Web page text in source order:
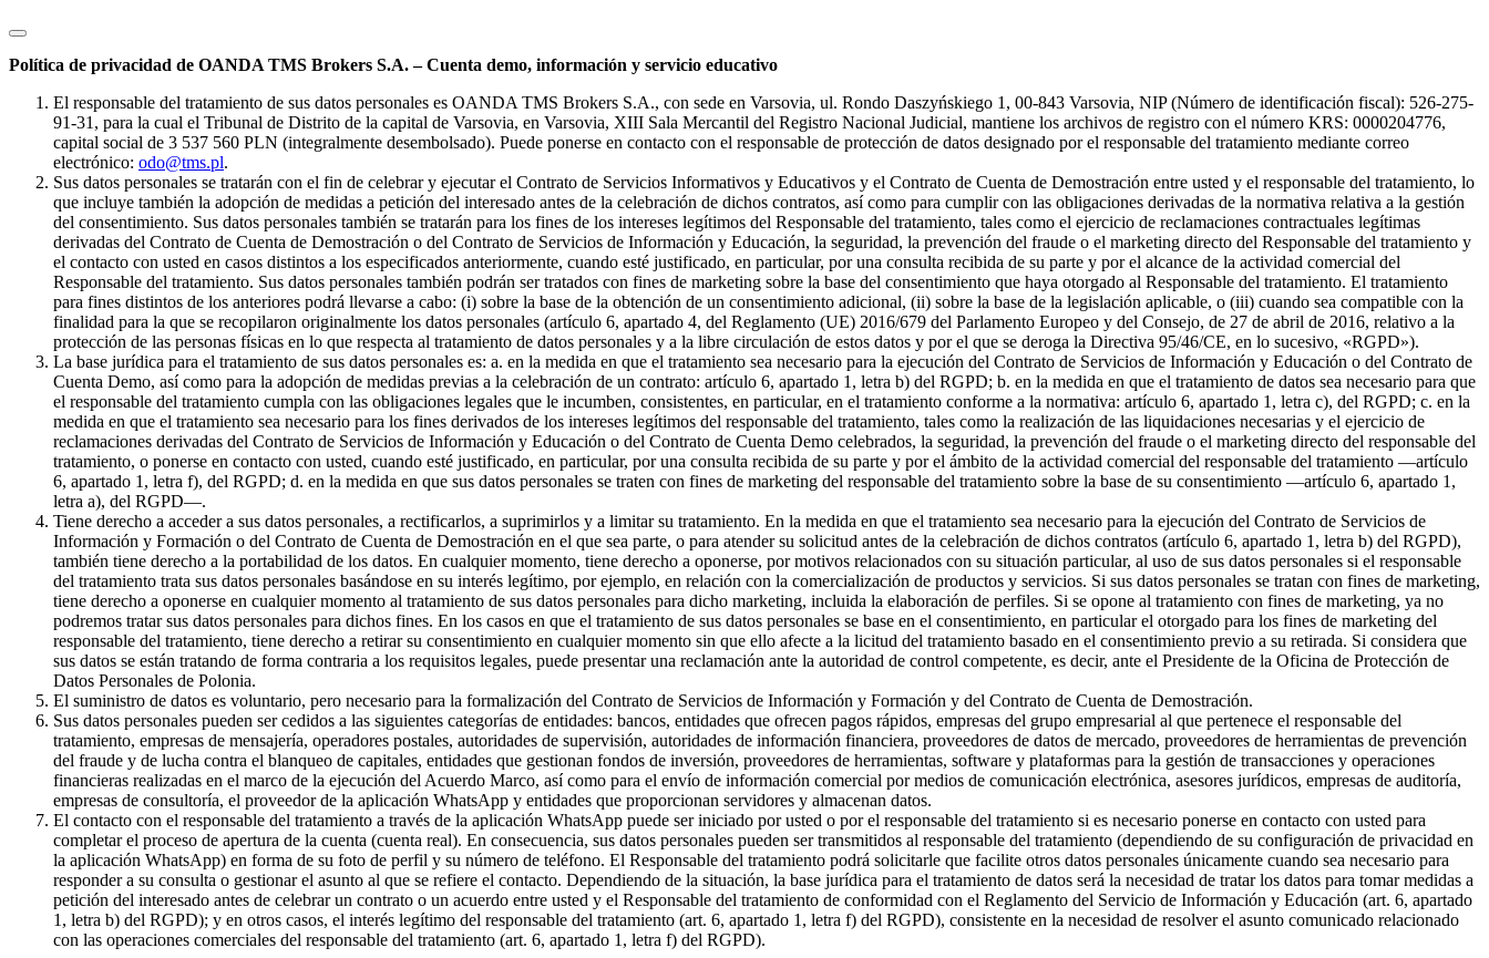
Política de privacidad de OANDA TMS Brokers S.A. – Cuenta demo, información y servicio educativo
El responsable del tratamiento de sus datos personales es OANDA TMS Brokers S.A., con sede en Varsovia, ul. Rondo Daszyńskiego 1, 00-843 Varsovia, NIP (Número de identificación fiscal): 526-275-
91-31, para la cual el Tribunal de Distrito de la capital de Varsovia, en Varsovia, XIII Sala Mercantil del Registro Nacional Judicial, mantiene los archivos de registro con el número KRS: 0000204776,
capital social de 3 537 560 PLN (integralmente desembolsado). Puede ponerse en contacto con el responsable de protección de datos designado por el responsable del tratamiento mediante correo
electrónico: odo@tms.pl.
Sus datos personales se tratarán con el fin de celebrar y ejecutar el Contrato de Servicios Informativos y Educativos y el Contrato de Cuenta de Demostración entre usted y el responsable del tratamiento, lo
que incluye también la adopción de medidas a petición del interesado antes de la celebración de dichos contratos, así como para cumplir con las obligaciones derivadas de la normativa relativa a la gestión
del consentimiento. Sus datos personales también se tratarán para los fines de los intereses legítimos del Responsable del tratamiento, tales como el ejercicio de reclamaciones contractuales legítimas
derivadas del Contrato de Cuenta de Demostración o del Contrato de Servicios de Información y Educación, la seguridad, la prevención del fraude o el marketing directo del Responsable del tratamiento y
el contacto con usted en casos distintos a los especificados anteriormente, cuando esté justificado, en particular, por una consulta recibida de su parte y por el alcance de la actividad comercial del
Responsable del tratamiento. Sus datos personales también podrán ser tratados con fines de marketing sobre la base del consentimiento que haya otorgado al Responsable del tratamiento. El tratamiento
para fines distintos de los anteriores podrá llevarse a cabo: (i) sobre la base de la obtención de un consentimiento adicional, (ii) sobre la base de la legislación aplicable, o (iii) cuando sea compatible con la
finalidad para la que se recopilaron originalmente los datos personales (artículo 6, apartado 4, del Reglamento (UE) 2016/679 del Parlamento Europeo y del Consejo, de 27 de abril de 2016, relativo a la
protección de las personas físicas en lo que respecta al tratamiento de datos personales y a la libre circulación de estos datos y por el que se deroga la Directiva 95/46/CE, en lo sucesivo, «RGPD»).
La base jurídica para el tratamiento de sus datos personales es: a. en la medida en que el tratamiento sea necesario para la ejecución del Contrato de Servicios de Información y Educación o del Contrato de
Cuenta Demo, así como para la adopción de medidas previas a la celebración de un contrato: artículo 6, apartado 1, letra b) del RGPD; b. en la medida en que el tratamiento de datos sea necesario para que
el responsable del tratamiento cumpla con las obligaciones legales que le incumben, consistentes, en particular, en el tratamiento conforme a la normativa: artículo 6, apartado 1, letra c), del RGPD; c. en la
medida en que el tratamiento sea necesario para los fines derivados de los intereses legítimos del responsable del tratamiento, tales como la realización de las liquidaciones necesarias y el ejercicio de
reclamaciones derivadas del Contrato de Servicios de Información y Educación o del Contrato de Cuenta Demo celebrados, la seguridad, la prevención del fraude o el marketing directo del responsable del
tratamiento, o ponerse en contacto con usted, cuando esté justificado, en particular, por una consulta recibida de su parte y por el ámbito de la actividad comercial del responsable del tratamiento —artículo
6, apartado 1, letra f), del RGPD; d. en la medida en que sus datos personales se traten con fines de marketing del responsable del tratamiento sobre la base de su consentimiento —artículo 6, apartado 1,
letra a), del RGPD—.
Tiene derecho a acceder a sus datos personales, a rectificarlos, a suprimirlos y a limitar su tratamiento. En la medida en que el tratamiento sea necesario para la ejecución del Contrato de Servicios de
Información y Formación o del Contrato de Cuenta de Demostración en el que sea parte, o para atender su solicitud antes de la celebración de dichos contratos (artículo 6, apartado 1, letra b) del RGPD),
también tiene derecho a la portabilidad de los datos. En cualquier momento, tiene derecho a oponerse, por motivos relacionados con su situación particular, al uso de sus datos personales si el responsable
del tratamiento trata sus datos personales basándose en su interés legítimo, por ejemplo, en relación con la comercialización de productos y servicios. Si sus datos personales se tratan con fines de marketing,
tiene derecho a oponerse en cualquier momento al tratamiento de sus datos personales para dicho marketing, incluida la elaboración de perfiles. Si se opone al tratamiento con fines de marketing, ya no
podremos tratar sus datos personales para dichos fines. En los casos en que el tratamiento de sus datos personales se base en el consentimiento, en particular el otorgado para los fines de marketing del
responsable del tratamiento, tiene derecho a retirar su consentimiento en cualquier momento sin que ello afecte a la licitud del tratamiento basado en el consentimiento previo a su retirada. Si considera que
sus datos se están tratando de forma contraria a los requisitos legales, puede presentar una reclamación ante la autoridad de control competente, es decir, ante el Presidente de la Oficina de Protección de
Datos Personales de Polonia.
El suministro de datos es voluntario, pero necesario para la formalización del Contrato de Servicios de Información y Formación y del Contrato de Cuenta de Demostración.
Sus datos personales pueden ser cedidos a las siguientes categorías de entidades: bancos, entidades que ofrecen pagos rápidos, empresas del grupo empresarial al que pertenece el responsable del
tratamiento, empresas de mensajería, operadores postales, autoridades de supervisión, autoridades de información financiera, proveedores de datos de mercado, proveedores de herramientas de prevención
del fraude y de lucha contra el blanqueo de capitales, entidades que gestionan fondos de inversión, proveedores de herramientas, software y plataformas para la gestión de transacciones y operaciones
financieras realizadas en el marco de la ejecución del Acuerdo Marco, así como para el envío de información comercial por medios de comunicación electrónica, asesores jurídicos, empresas de auditoría,
empresas de consultoría, el proveedor de la aplicación WhatsApp y entidades que proporcionan servidores y almacenan datos.
El contacto con el responsable del tratamiento a través de la aplicación WhatsApp puede ser iniciado por usted o por el responsable del tratamiento si es necesario ponerse en contacto con usted para
completar el proceso de apertura de la cuenta (cuenta real). En consecuencia, sus datos personales pueden ser transmitidos al responsable del tratamiento (dependiendo de su configuración de privacidad en
la aplicación WhatsApp) en forma de su foto de perfil y su número de teléfono. El Responsable del tratamiento podrá solicitarle que facilite otros datos personales únicamente cuando sea necesario para
responder a su consulta o gestionar el asunto al que se refiere el contacto. Dependiendo de la situación, la base jurídica para el tratamiento de datos será la necesidad de tratar los datos para tomar medidas a
petición del interesado antes de celebrar un contrato o un acuerdo entre usted y el Responsable del tratamiento de conformidad con el Reglamento del Servicio de Información y Educación (art. 6, apartado
1, letra b) del RGPD); y en otros casos, el interés legítimo del responsable del tratamiento (art. 6, apartado 1, letra f) del RGPD), consistente en la necesidad de resolver el asunto comunicado relacionado
con las operaciones comerciales del responsable del tratamiento (art. 6, apartado 1, letra f) del RGPD).